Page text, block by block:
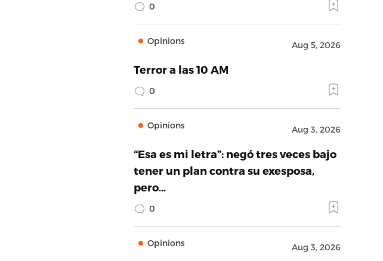
0
Opinions Aug 5, 2026
Terror a las 10 AM
0
Opinions Aug 3, 2026
“Esa es mi letra”: negó tres veces bajo
tener un plan contra su exesposa,
pero…
0
Opinions Aug 3, 2026